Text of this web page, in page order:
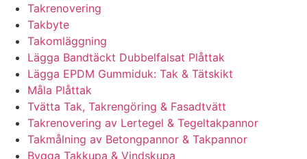
Takrenovering
Takbyte
Takomläggning
Lägga Bandtäckt Dubbelfalsat Plåttak
Lägga EPDM Gummiduk: Tak & Tätskikt
Måla Plåttak
Tvätta Tak, Takrengöring & Fasadtvätt
Takrenovering av Lertegel & Tegeltakpannor
Takmålning av Betongpannor & Takpannor
Bygga Takkupa & Vindskupa